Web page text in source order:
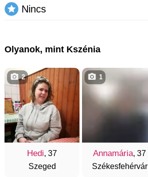
Nincs
Olyanok, mint Kszénia
Hedi, 37
Szeged
2
Annamária, 37
Székesfehérvár
1